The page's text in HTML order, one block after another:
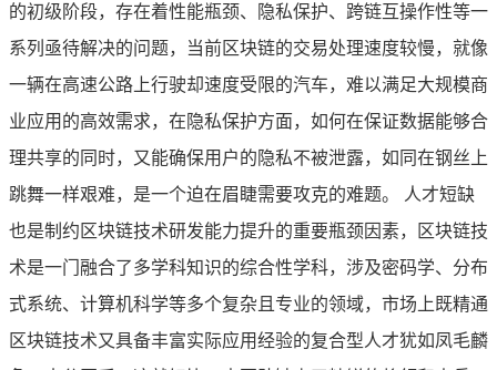
的初级阶段，存在着性能瓶颈、隐私保护、跨链互操作性等一
系列亟待解决的问题，当前区块链的交易处理速度较慢，就像
一辆在高速公路上行驶却速度受限的汽车，难以满足大规模商
业应用的高效需求，在隐私保护方面，如何在保证数据能够合
理共享的同时，又能确保用户的隐私不被泄露，如同在钢丝上
跳舞一样艰难，是一个迫在眉睫需要攻克的难题。 人才短缺
也是制约区块链技术研发能力提升的重要瓶颈因素，区块链技
术是一门融合了多学科知识的综合性学科，涉及密码学、分布
式系统、计算机科学等多个复杂且专业的领域，市场上既精通
区块链技术又具备丰富实际应用经验的复合型人才犹如凤毛麟